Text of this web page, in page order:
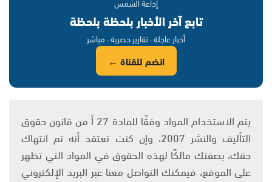
تابع آخر الأخبار بلحظة بلحظة
أخبار عاجلة · تقارير حصرية · مباشر
انضم للقناة ←
يتم الاستخدام المواد وفقًا للمادة 27 أ من قانون حقوق
التأليف والنشر 2007، وإن كنت تعتقد أنه تم انتهاك
حقك، بصفتك مالكًا لهذه الحقوق في المواد التي تظهر
على الموقع، فيمكنك التواصل معنا عبر البريد الإلكتروني